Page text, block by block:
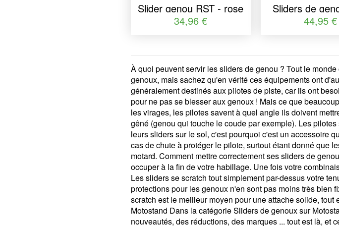
Slider genou RST - rose
taille unique
34,96 €
Sliders de
Factory44,95 €
À quoi peuvent servir les sliders de genou ? Tout le
genoux, mais sachez qu'en vérité ces équipements ont
généralement destinés aux pilotes de piste, car ils ont
pour ne pas se blesser aux genoux ! Mais ce que
les virages, les pilotes savent à quel angle ils doivent
gêné (genou qui touche le coude par exemple). Les
leurs sliders sur le sol, c'est pourquoi c'est un accessoire
cas de chute à protéger le pilote, surtout étant donné que
motard. Comment mettre correctement ses sliders de
occuper à la fin de votre habillage. Une fois votre
Les sliders se scratch tout simplement par-dessus votre
protections pour les genoux n'en sont pas moins très bien
scratch est le meilleur moyen pour une attache solide,
Motostand Dans la catégorie Sliders de genoux sur
nouveautés, des réductions, des marques ... tout est là, et